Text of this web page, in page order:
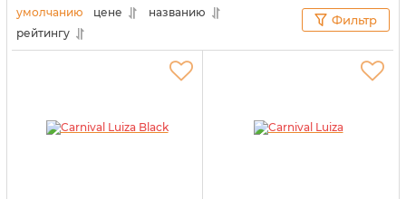
попаданию влаги или пыли. Итак, давайте узнаем,
как правильно выбрать изделие с позиции ваших
предпочтений.
умолчанию цене
названию
рейтингу
Фильтр